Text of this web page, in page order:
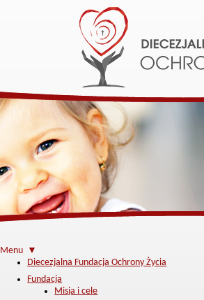
Menu ▼
Diecezjalna Fundacja Ochrony Życia
Fundacja
Misja i cele